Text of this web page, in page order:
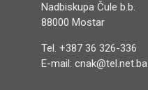
Nadbiskupa Čule b.b.
88000 Mostar
Tel. +387 36 326-336
E-mail: cnak@tel.net.ba